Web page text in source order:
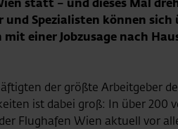
statt – und dieses Mal
Spezialisten können sich
einer Jobzusage nach
der größte Arbeitgeber
ist dabei groß: In über 200
Flughafen Wien aktuell vor